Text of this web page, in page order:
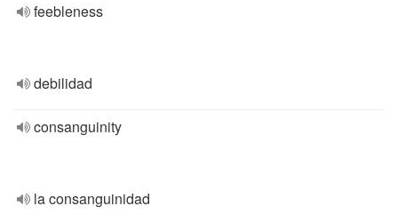
feebleness
debilidad
consanguinity
la consanguinidad